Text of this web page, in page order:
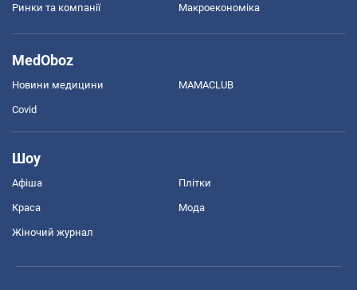
Ринки та компанії Макроекономіка
MedOboz
Новини медицини MAMACLUB
Covid
Шоу
Афіша Плітки
Краса Мода
Жіночий журнал